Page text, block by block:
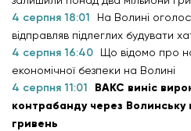
4 серпня 18:01
На Волині
відправляв підлеглих будувати
4 серпня 16:40
Що відомо про
економічної безпеки на Волині
4 серпня 11:01
ВАКС виніс
контрабанду через Волинську
гривень